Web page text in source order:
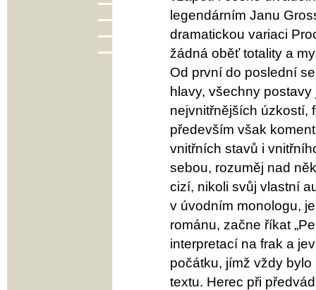
legendárním Janu
dramatickou variaci
žádná oběť totality a
Od první do poslední
hlavy, všechny
nejvnitřnějších úzkostí,
především však
vnitřních stavů i
sebou, rozuměj nad
cizí, nikoli svůj vlastní
v úvodním monologu,
románu, začne říkat
interpretací na frak a
počátku, jímž vždy
textu. Herec při